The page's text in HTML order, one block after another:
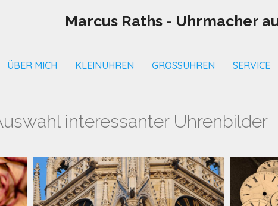
Marcus Raths - Uhrmacher
ÜBER MICH KLEINUHREN GROSSUHREN SERVICE
interessanter Uhrenbilder